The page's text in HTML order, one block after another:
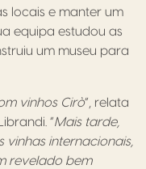
locais e manter um
equipa estudou as
um museu para
vinhos Cirò“, relata
“Mais tarde,
vinhas internacionais,
revelado bem